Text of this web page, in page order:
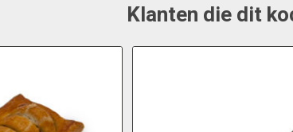
Klanten die dit